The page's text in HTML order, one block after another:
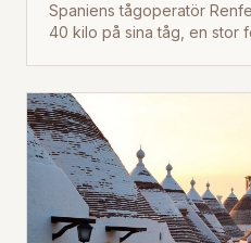
Spaniens tågoperatör
40 kilo på sina tåg, en stor